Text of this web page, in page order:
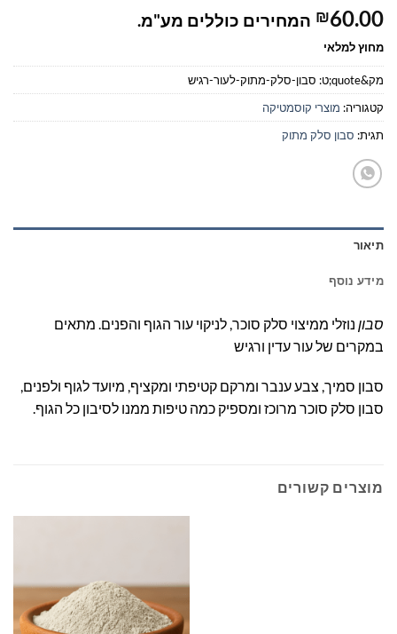
₪60.00 המחירים כוללים מע"מ.
מחוץ למלאי
מק&quote;ט:
סבון-סלק-מתוק-לעור-רגיש
קטגוריה: מוצרי קוסמטיקה
תגית: סבון סלק מתוק
תיאור
מידע נוסף
סבון נוזלי ממיצוי סלק סוכר, לניקוי עור הגוף והפנים. מתאים
במקרים של עור עדין ורגיש
סבון סמיך, צבע ענבר ומרקם קטיפתי ומקציף, מיועד לגוף ולפנים,
סבון סלק סוכר מרוכז ומספיק כמה טיפות ממנו לסיבון כל הגוף.
מוצרים קשורים